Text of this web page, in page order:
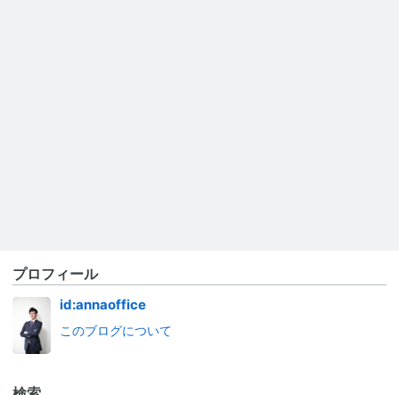
プロフィール
id:annaoffice
このブログについて